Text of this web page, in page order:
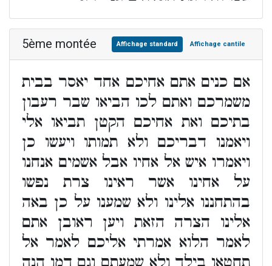
5ème montée Affichage standard Affichage cantile
אם כנים אתם אחיכם אחד יאסר בבית
משמרכם ואתם לכו הביאו שבר רעבון
בתיכם ואת אחיכם הקטן תביאו אלי
ויאמנו דבריכם ולא תמותו ויעשו כן
ויאמרו איש אל אחיו אבל אשמים אנחנו
על אחינו אשר ראינו צרת נפשו
בהתחננו אלינו ולא שמענו על כן באה
אלינו הצרה הזאת ויען ראובן אתם
לאמר הלוא אמרתי אליכם לאמר אל